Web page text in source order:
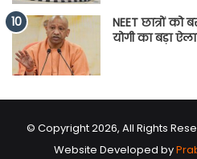
NEET छात्रों
योगी का बड़ा
© Copyright 2026, All Rights
Website Developed by